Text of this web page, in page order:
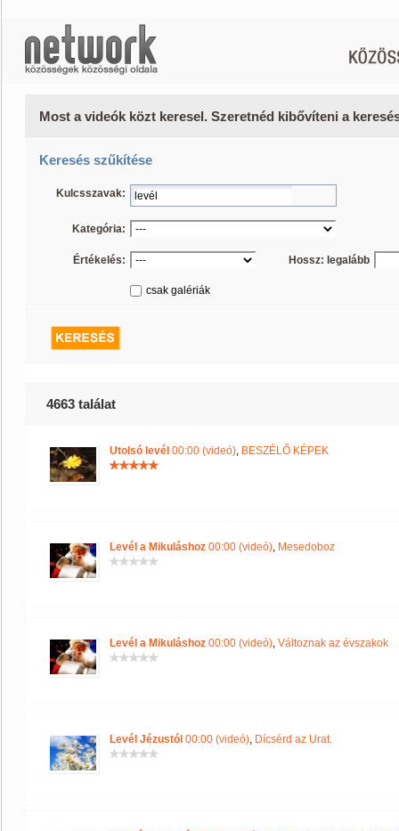
Most a videók közt keresel. Szeretnéd kibővíteni a
Keresés szűkítése
Kulcsszavak:
Kategória:
Értékelés: Hossz: legalább
csak galériák
4663 találat
Utolsó levél 00:00 (videó), BESZÉLŐ KÉPEK
Levél a Mikuláshoz 00:00 (videó), Mesedoboz
Levél a Mikuláshoz 00:00 (videó), Változnak az évszakok
Levél Jézustól 00:00 (videó), Dícsérd az Urat.